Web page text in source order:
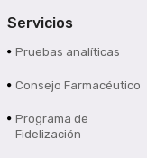
Servicios
Pruebas analíticas
Consejo Farmacéutico
Programa de
Fidelización